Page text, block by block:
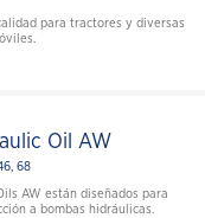
para tractores y diversas
Oil AW
68
AW están diseñados para
a bombas hidráulicas.